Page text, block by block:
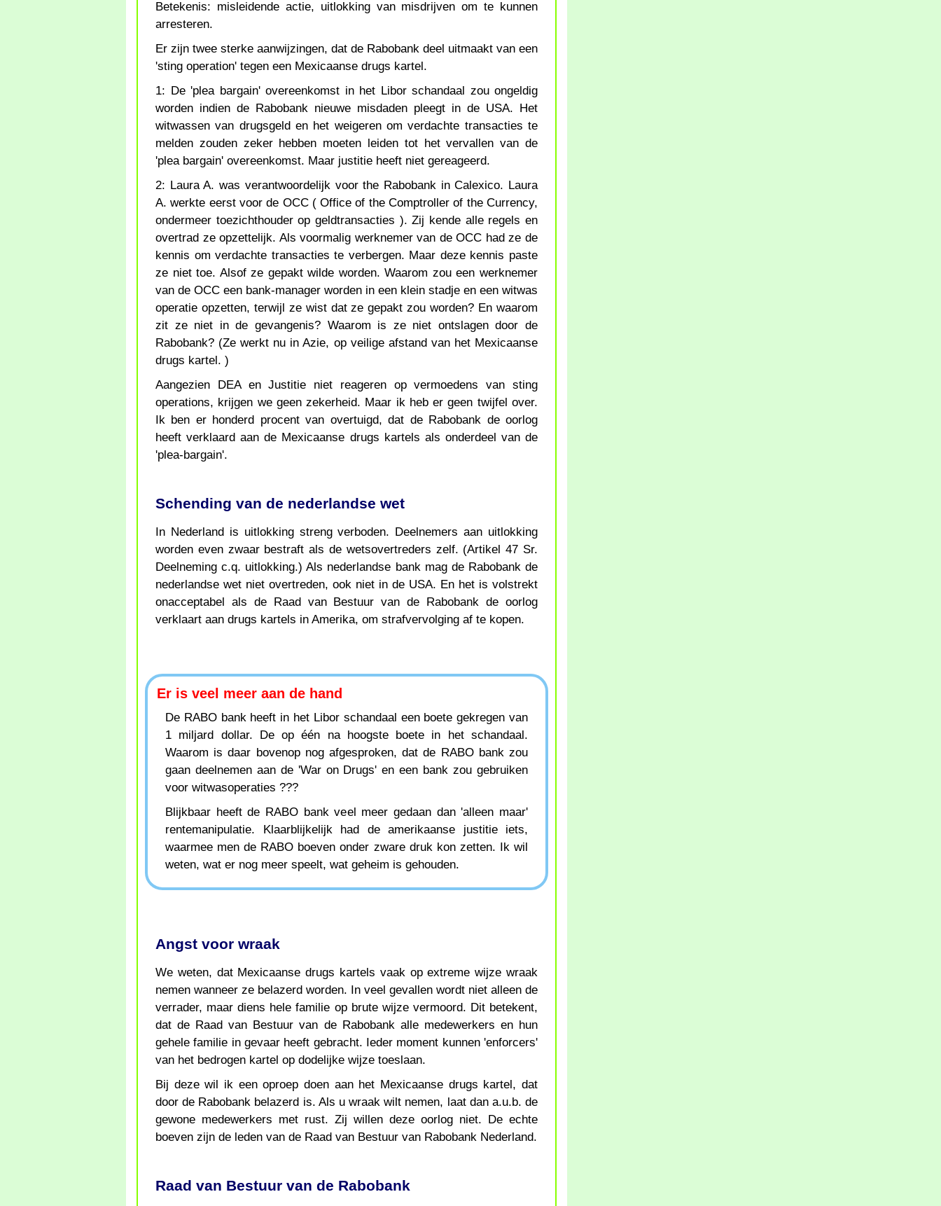
Betekenis: misleidende actie, uitlokking van misdrijven om te kunnen
arresteren.
Er zijn twee sterke aanwijzingen, dat de Rabobank deel uitmaakt van een
'sting operation' tegen een Mexicaanse drugs kartel.
1: De 'plea bargain' overeenkomst in het Libor schandaal zou ongeldig
worden indien de Rabobank nieuwe misdaden pleegt in de USA. Het
witwassen van drugsgeld en het weigeren om verdachte transacties te
melden zouden zeker hebben moeten leiden tot het vervallen van de
'plea bargain' overeenkomst. Maar justitie heeft niet gereageerd.
2: Laura A. was verantwoordelijk voor the Rabobank in Calexico. Laura
A. werkte eerst voor de OCC ( Office of the Comptroller of the Currency,
ondermeer toezichthouder op geldtransacties ). Zij kende alle regels en
overtrad ze opzettelijk. Als voormalig werknemer van de OCC had ze de
kennis om verdachte transacties te verbergen. Maar deze kennis paste
ze niet toe. Alsof ze gepakt wilde worden. Waarom zou een werknemer
van de OCC een bank-manager worden in een klein stadje en een witwas
operatie opzetten, terwijl ze wist dat ze gepakt zou worden? En waarom
zit ze niet in de gevangenis? Waarom is ze niet ontslagen door de
Rabobank? (Ze werkt nu in Azie, op veilige afstand van het Mexicaanse
drugs kartel. )
Aangezien DEA en Justitie niet reageren op vermoedens van sting
operations, krijgen we geen zekerheid. Maar ik heb er geen twijfel over.
Ik ben er honderd procent van overtuigd, dat de Rabobank de oorlog
heeft verklaard aan de Mexicaanse drugs kartels als onderdeel van de
'plea-bargain'.
Schending van de nederlandse wet
In Nederland is uitlokking streng verboden. Deelnemers aan uitlokking
worden even zwaar bestraft als de wetsovertreders zelf. (Artikel 47 Sr.
Deelneming c.q. uitlokking.) Als nederlandse bank mag de Rabobank de
nederlandse wet niet overtreden, ook niet in de USA. En het is volstrekt
onacceptabel als de Raad van Bestuur van de Rabobank de oorlog
verklaart aan drugs kartels in Amerika, om strafvervolging af te kopen.
Er is veel meer aan de hand
De RABO bank heeft in het Libor schandaal een boete gekregen van
1 miljard dollar. De op één na hoogste boete in het schandaal.
Waarom is daar bovenop nog afgesproken, dat de RABO bank zou
gaan deelnemen aan de 'War on Drugs' en een bank zou gebruiken
voor witwasoperaties ???
Blijkbaar heeft de RABO bank veel meer gedaan dan 'alleen maar'
rentemanipulatie. Klaarblijkelijk had de amerikaanse justitie iets,
waarmee men de RABO boeven onder zware druk kon zetten. Ik wil
weten, wat er nog meer speelt, wat geheim is gehouden.
Angst voor wraak
We weten, dat Mexicaanse drugs kartels vaak op extreme wijze wraak
nemen wanneer ze belazerd worden. In veel gevallen wordt niet alleen de
verrader, maar diens hele familie op brute wijze vermoord. Dit betekent,
dat de Raad van Bestuur van de Rabobank alle medewerkers en hun
gehele familie in gevaar heeft gebracht. Ieder moment kunnen 'enforcers'
van het bedrogen kartel op dodelijke wijze toeslaan.
Bij deze wil ik een oproep doen aan het Mexicaanse drugs kartel, dat
door de Rabobank belazerd is. Als u wraak wilt nemen, laat dan a.u.b. de
gewone medewerkers met rust. Zij willen deze oorlog niet. De echte
boeven zijn de leden van de Raad van Bestuur van Rabobank Nederland.
Raad van Bestuur van de Rabobank